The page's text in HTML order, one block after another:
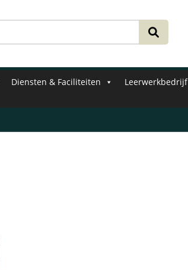
Diensten & Faciliteiten Leerwerkbedrijf